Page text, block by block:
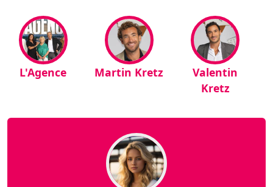
L'Agence Martin Kretz
Valentin
Kretz